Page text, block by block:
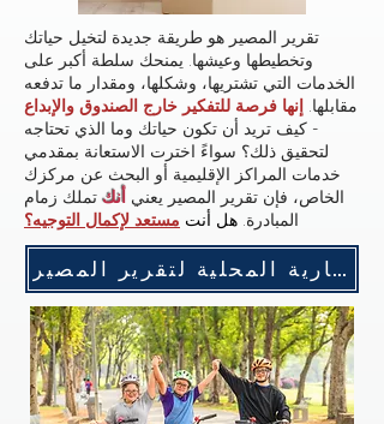
تقرير المصير هو طريقة جديدة لتخيل حياتك
وتخطيطها وعيشها. يمنحك سلطة أكبر على
الخدمات التي تشتريها، وشكلها، ومقدار ما تدفعه
مقابلها. إنها فرصة للتفكير خارج الصندوق والإبداع
- كيف تريد أن تكون حياتك وما الذي تحتاجه
لتحقيق ذلك؟ سواءً اخترت الاستعانة بمقدمي
خدمات المراكز الإقليمية أو البحث عن مركزك
الخاص، فإن تقرير المصير يعني أنك تملك زمام
المبادرة. هل أنت مستعد لإكمال التوجيه؟
سجل لحضور الاجتماع القادم للجنة الاستشارية المحلية لتقرير المصير